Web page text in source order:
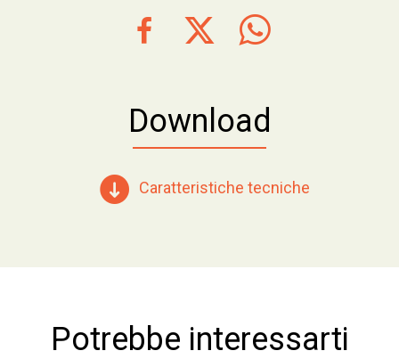
Download
Caratteristiche tecniche
Potrebbe interessarti